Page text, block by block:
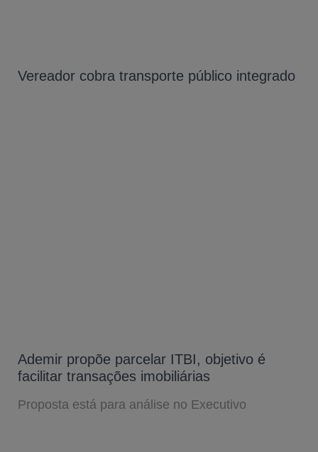
Vereador cobra transporte público integrado
Ademir propõe parcelar ITBI, objetivo é
facilitar transações imobiliárias
Proposta está para análise no Executivo